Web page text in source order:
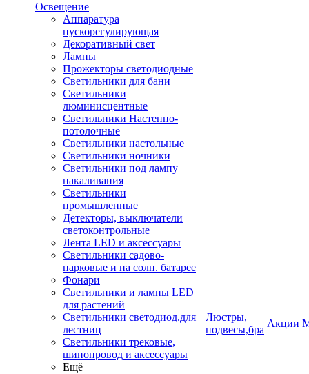
Освещение
Аппаратура
пускорегулирующая
Декоративный свет
Лампы
Прожекторы светодиодные
Светильники для бани
Светильники
люминисцентные
Светильники Настенно-
потолочные
Светильники настольные
Светильники ночники
Светильники под лампу
накаливания
Светильники
промышленные
Детекторы, выключатели
светоконтрольные
Лента LED и аксессуары
Светильники садово-
парковые и на солн. батарее
Фонари
Светильники и лампы LED
для растений
Светильники светодиод.для
лестниц
Светильники трековые,
шинопровод и аксессуары
Ещё
Люстры,
подвесы,бра
Акции